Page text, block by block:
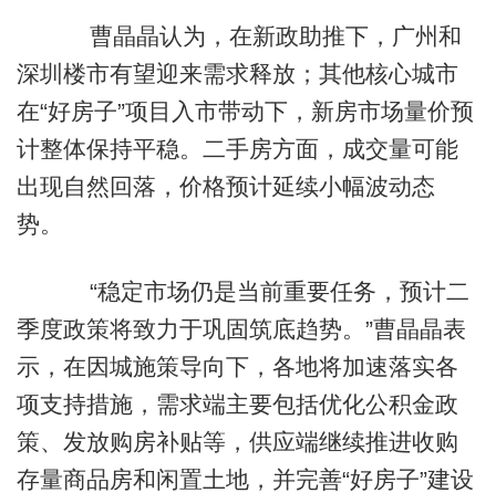
曹晶晶认为，在新政助推下，广州和
深圳楼市有望迎来需求释放；其他核心城市
在“好房子”项目入市带动下，新房市场量价预
计整体保持平稳。二手房方面，成交量可能
出现自然回落，价格预计延续小幅波动态
势。
“稳定市场仍是当前重要任务，预计二
季度政策将致力于巩固筑底趋势。”曹晶晶表
示，在因城施策导向下，各地将加速落实各
项支持措施，需求端主要包括优化公积金政
策、发放购房补贴等，供应端继续推进收购
存量商品房和闲置土地，并完善“好房子”建设